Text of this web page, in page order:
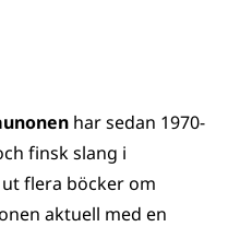
har sedan 1970-
finsk slang i
flera böcker om
aktuell med en